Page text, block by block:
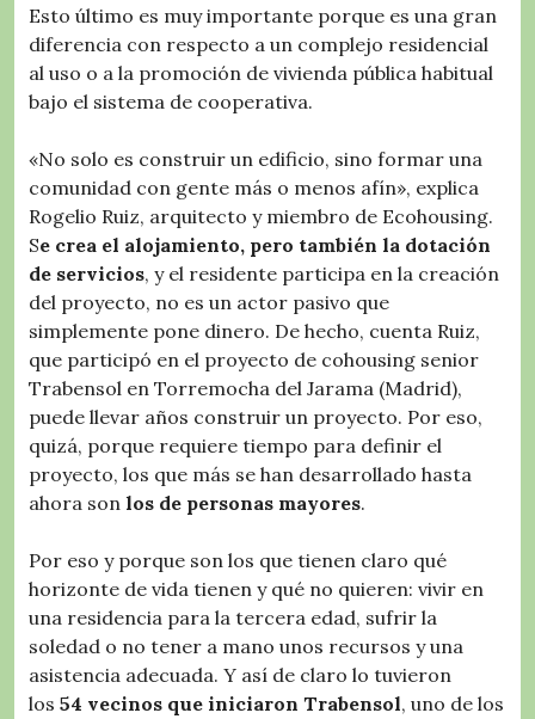
Esto último es muy importante porque es una gran
diferencia con respecto a un complejo residencial
al uso o a la promoción de vivienda pública habitual
bajo el sistema de cooperativa.
«No solo es construir un edificio, sino formar una
comunidad con gente más o menos afín», explica
Rogelio Ruiz, arquitecto y miembro de Ecohousing.
Se crea el alojamiento, pero también la dotación
de servicios, y el residente participa en la creación
del proyecto, no es un actor pasivo que
simplemente pone dinero. De hecho, cuenta Ruiz,
que participó en el proyecto de cohousing senior
Trabensol en Torremocha del Jarama (Madrid),
puede llevar años construir un proyecto. Por eso,
quizá, porque requiere tiempo para definir el
proyecto, los que más se han desarrollado hasta
ahora son los de personas mayores.
Por eso y porque son los que tienen claro qué
horizonte de vida tienen y qué no quieren: vivir en
una residencia para la tercera edad, sufrir la
soledad o no tener a mano unos recursos y una
asistencia adecuada. Y así de claro lo tuvieron
los 54 vecinos que iniciaron Trabensol, uno de los